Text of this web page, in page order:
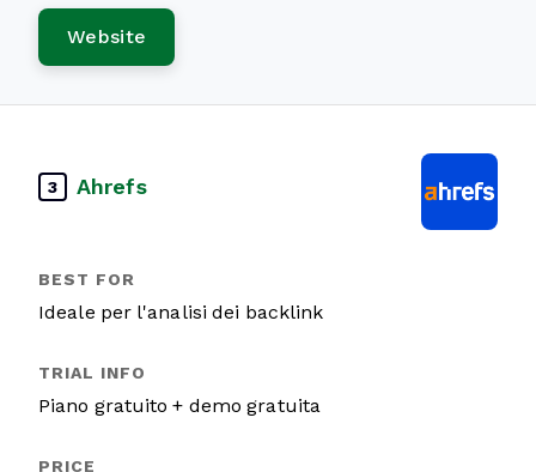
Website
3 Ahrefs
Ideale per l'analisi dei backlink
Piano gratuito + demo gratuita